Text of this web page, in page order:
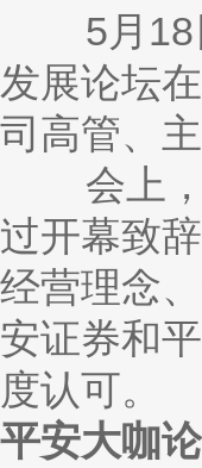
关于平安银行电子版信用
5月18日
发展论坛
司高管、
会上，
过开幕致
经营理念
安证券和
度认可。
平安大咖